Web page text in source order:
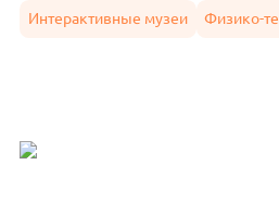
Интерактивные музеи Физико-